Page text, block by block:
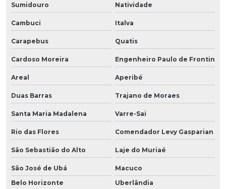
Sumidouro Natividade
Cambuci Italva
Carapebus Quatis
Cardoso Moreira Engenheiro Paulo de Frontin
Areal Aperibé
Duas Barras Trajano de Moraes
Santa Maria Madalena Varre-Sai
Rio das Flores Comendador Levy Gasparian
São Sebastião do Alto Laje do Muriaé
São José de Ubá
Macuco
Belo Horizonte
Uberlândia